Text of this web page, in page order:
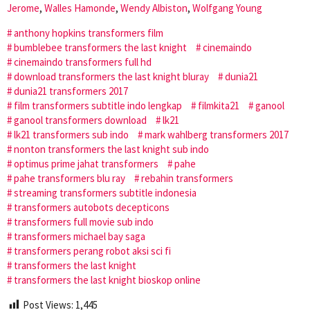
Jerome, Walles Hamonde, Wendy Albiston, Wolfgang Young
anthony hopkins transformers film
bumblebee transformers the last knight
cinemaindo
cinemaindo transformers full hd
download transformers the last knight bluray
dunia21
dunia21 transformers 2017
film transformers subtitle indo lengkap
filmkita21
ganool
ganool transformers download
lk21
lk21 transformers sub indo
mark wahlberg transformers 2017
nonton transformers the last knight sub indo
optimus prime jahat transformers
pahe
pahe transformers blu ray
rebahin transformers
streaming transformers subtitle indonesia
transformers autobots decepticons
transformers full movie sub indo
transformers michael bay saga
transformers perang robot aksi sci fi
transformers the last knight
transformers the last knight bioskop online
Post Views: 1,445